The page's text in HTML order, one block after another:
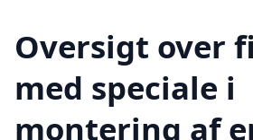
Oversigt over
med speciale i
montering af